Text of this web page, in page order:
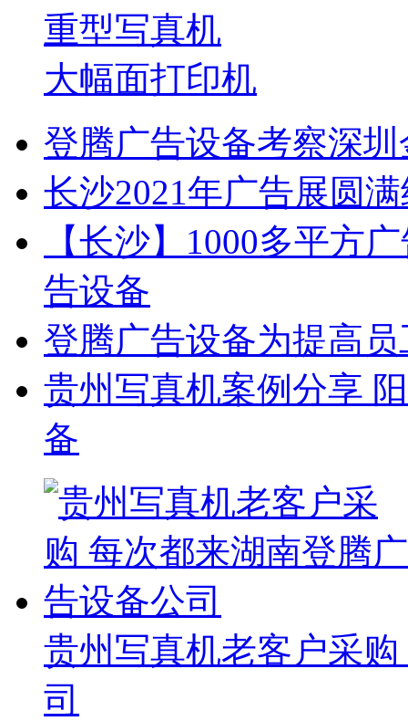
重型写真机
大幅面打印机
登腾广告设备考察深
长沙2021年广告展圆
【长沙】1000多平方
告设备
登腾广告设备为提高
贵州写真机案例分享
备
贵州写真机老客户采
司